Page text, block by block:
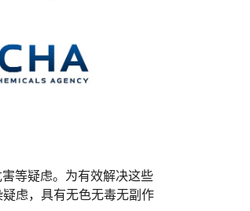
等疑虑。为有效解决这些
虑，具有无色无毒无副作